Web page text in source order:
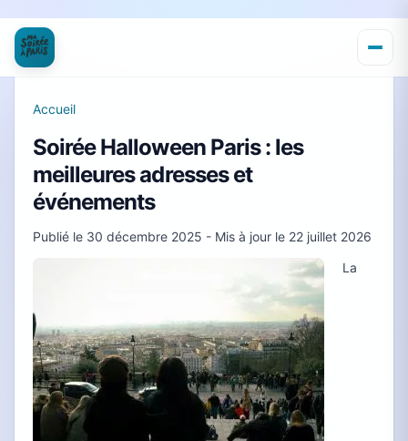
Accueil
Soirée Halloween Paris : les
meilleures adresses et
événements
Publié le 30 décembre 2025 - Mis à jour le 22 juillet 2026
La